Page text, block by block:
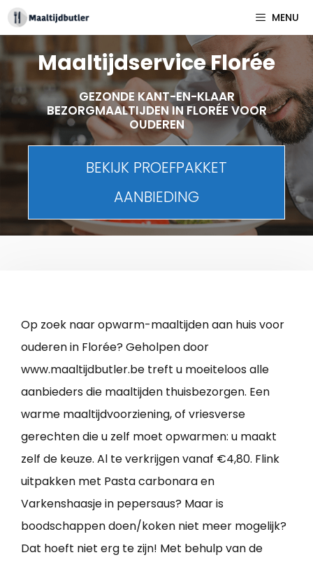
Spring
naar
inhoud
MENU
Maaltijdservice Florée
GEZONDE KANT-EN-KLAAR
BEZORGMAALTIJDEN IN FLORÉE VOOR
OUDEREN
BEKIJK PROEFPAKKET
AANBIEDING
Op zoek naar opwarm-maaltijden aan huis voor
ouderen in Florée? Geholpen door
www.maaltijdbutler.be treft u moeiteloos alle
aanbieders die maaltijden thuisbezorgen. Een
warme maaltijdvoorziening, of vriesverse
gerechten die u zelf moet opwarmen: u maakt
zelf de keuze. Al te verkrijgen vanaf €4,80. Flink
uitpakken met Pasta carbonara en
Varkenshaasje in pepersaus? Maar is
boodschappen doen/koken niet meer mogelijk?
Dat hoeft niet erg te zijn! Met behulp van de